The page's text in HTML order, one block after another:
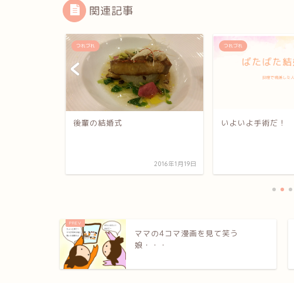
関連記事
つれづれ
後輩の結婚式
2016年1月19日
つれづれ
いよいよ手術だ！
ママの4コマ漫画を見て笑う
娘・・・